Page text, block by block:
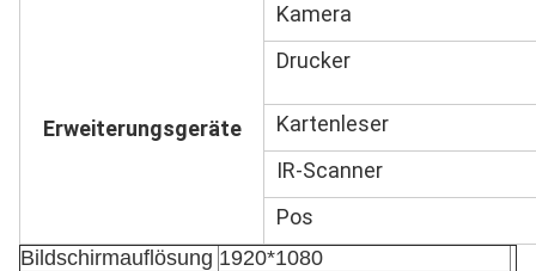
Erweiterungsgeräte
Kamera
Drucker
Kartenleser
IR-Scanner
Pos
Bildschirmauflösung 1920*1080